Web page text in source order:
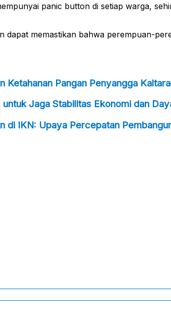
panic button di setiap warga,
dapat memastikan bahwa perempuan-
Ketahanan Pangan Penyangga
Jaga Stabilitas Ekonomi dan
di IKN: Upaya Percepatan